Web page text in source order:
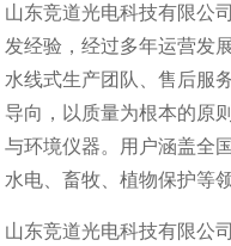
山东竞道光电科技有限公
发经验，经过多年运营发
水线式生产团队、售后服
导向，以质量为根本的原
与环境仪器。用户涵盖全
水电、畜牧、植物保护等
山东竞道光电科技有限公